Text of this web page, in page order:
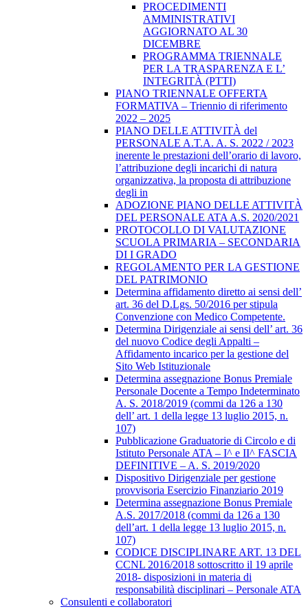
PROCEDIMENTI
AMMINISTRATIVI
AGGIORNATO AL 30
DICEMBRE
PROGRAMMA TRIENNALE
PER LA TRASPARENZA E L’
INTEGRITÀ (PTTI)
PIANO TRIENNALE OFFERTA
FORMATIVA – Triennio di riferimento
2022 – 2025
PIANO DELLE ATTIVITÀ del
PERSONALE A.T.A. A. S. 2022 / 2023
inerente le prestazioni dell’orario di lavoro,
l’attribuzione degli incarichi di natura
organizzativa, la proposta di attribuzione
degli in
ADOZIONE PIANO DELLE ATTIVITÀ
DEL PERSONALE ATA A.S. 2020/2021
PROTOCOLLO DI VALUTAZIONE
SCUOLA PRIMARIA – SECONDARIA
DI I GRADO
REGOLAMENTO PER LA GESTIONE
DEL PATRIMONIO
Determina affidamento diretto ai sensi dell’
art. 36 del D.Lgs. 50/2016 per stipula
Convenzione con Medico Competente.
Determina Dirigenziale ai sensi dell’ art. 36
del nuovo Codice degli Appalti –
Affidamento incarico per la gestione del
Sito Web Istituzionale
Determina assegnazione Bonus Premiale
Personale Docente a Tempo Indeterminato
A. S. 2018/2019 (commi da 126 a 130
dell’ art. 1 della legge 13 luglio 2015, n.
107)
Pubblicazione Graduatorie di Circolo e di
Istituto Personale ATA – I^ e II^ FASCIA
DEFINITIVE – A. S. 2019/2020
Dispositivo Dirigenziale per gestione
provvisoria Esercizio Finanziario 2019
Determina assegnazione Bonus Premiale
A.S. 2017/2018 (commi da 126 a 130
dell’art. 1 della legge 13 luglio 2015, n.
107)
CODICE DISCIPLINARE ART. 13 DEL
CCNL 2016/2018 sottoscritto il 19 aprile
2018- disposizioni in materia di
responsabilità disciplinari – Personale ATA
Consulenti e collaboratori